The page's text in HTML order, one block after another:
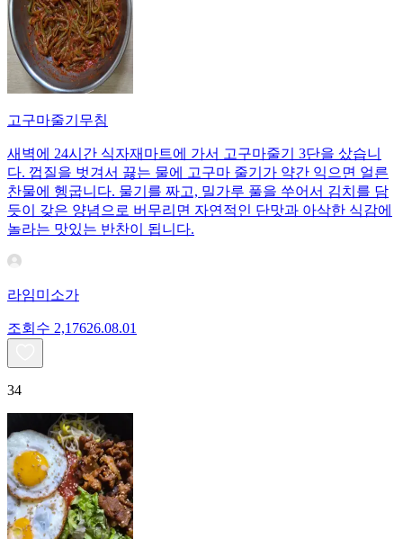
고구마줄기무침
새벽에 24시간 식자재마트에 가서 고구마줄기 3단을 샀습니
다. 껍질을 벗겨서 끓는 물에 고구마 줄기가 약간 익으면 얼른
찬물에 헹굽니다. 물기를 짜고, 밀가루 풀을 쑤어서 김치를 담
듯이 갖은 양념으로 버무리면 자연적인 단맛과 아삭한 식감에
놀라는 맛있는 반찬이 됩니다.
라임미소가
조회수 2,17626.08.01
34